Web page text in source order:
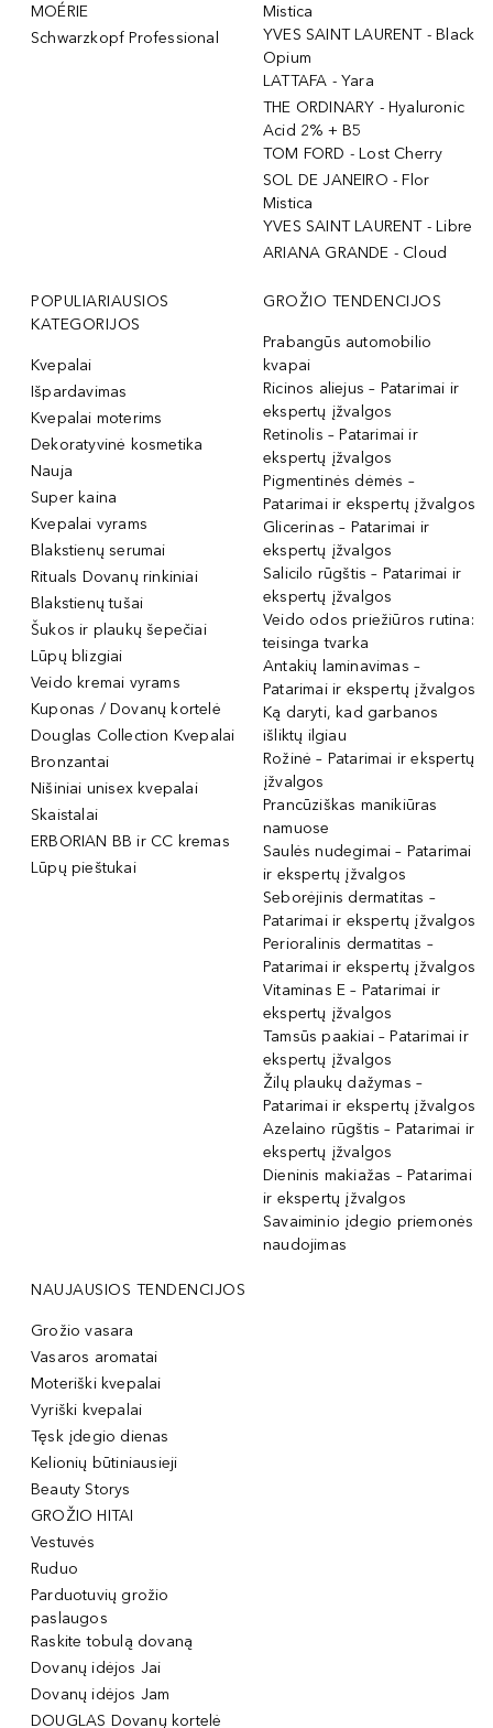
MOÉRIE
Schwarzkopf Professional
Mistica
YVES SAINT LAURENT - Black
Opium
LATTAFA - Yara
THE ORDINARY - Hyaluronic
Acid 2% + B5
TOM FORD - Lost Cherry
SOL DE JANEIRO - Flor
Mistica
YVES SAINT LAURENT - Libre
ARIANA GRANDE - Cloud
POPULIARIAUSIOS
KATEGORIJOS
Kvepalai
Išpardavimas
Kvepalai moterims
Dekoratyvinė kosmetika
Nauja
Super kaina
Kvepalai vyrams
Blakstienų serumai
Rituals Dovanų rinkiniai
Blakstienų tušai
Šukos ir plaukų šepečiai
Lūpų blizgiai
Veido kremai vyrams
Kuponas / Dovanų kortelė
Douglas Collection Kvepalai
Bronzantai
Nišiniai unisex kvepalai
Skaistalai
ERBORIAN BB ir CC kremas
Lūpų pieštukai
GROŽIO TENDENCIJOS
Prabangūs automobilio
kvapai
Ricinos aliejus – Patarimai ir
ekspertų įžvalgos
Retinolis – Patarimai ir
ekspertų įžvalgos
Pigmentinės dėmės –
Patarimai ir ekspertų įžvalgos
Glicerinas – Patarimai ir
ekspertų įžvalgos
Salicilo rūgštis – Patarimai ir
ekspertų įžvalgos
Veido odos priežiūros rutina:
teisinga tvarka
Antakių laminavimas –
Patarimai ir ekspertų įžvalgos
Ką daryti, kad garbanos
išliktų ilgiau
Rožinė – Patarimai ir ekspertų
įžvalgos
Prancūziškas manikiūras
namuose
Saulės nudegimai – Patarimai
ir ekspertų įžvalgos
Seborėjinis dermatitas –
Patarimai ir ekspertų įžvalgos
Perioralinis dermatitas –
Patarimai ir ekspertų įžvalgos
Vitaminas E – Patarimai ir
ekspertų įžvalgos
Tamsūs paakiai – Patarimai ir
ekspertų įžvalgos
Žilų plaukų dažymas –
Patarimai ir ekspertų įžvalgos
Azelaino rūgštis – Patarimai ir
ekspertų įžvalgos
Dieninis makiažas – Patarimai
ir ekspertų įžvalgos
Savaiminio įdegio priemonės
naudojimas
NAUJAUSIOS TENDENCIJOS
Grožio vasara
Vasaros aromatai
Moteriški kvepalai
Vyriški kvepalai
Tęsk įdegio dienas
Kelionių būtiniausieji
Beauty Storys
GROŽIO HITAI
Vestuvės
Ruduo
Parduotuvių grožio
paslaugos
Raskite tobulą dovaną
Dovanų idėjos Jai
Dovanų idėjos Jam
DOUGLAS Dovanų kortelė